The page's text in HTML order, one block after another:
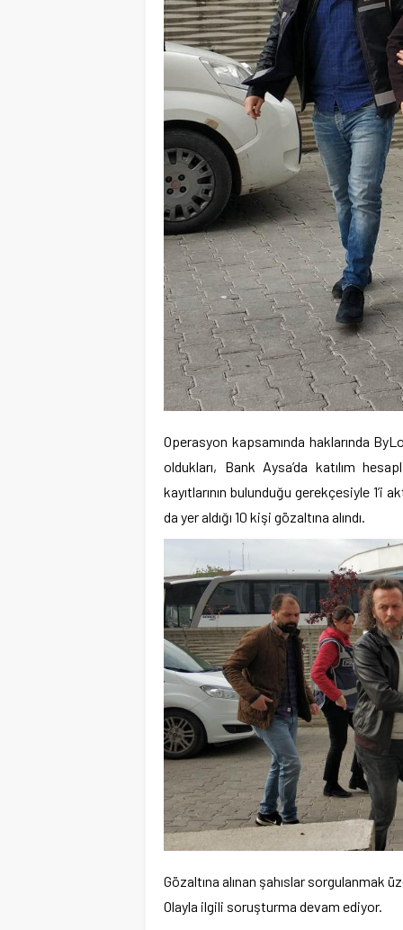
Operasyon kapsamında haklarında
oldukları, Bank Aysa’da katılım
kayıtlarının bulunduğu gerekçesiyle 1’i
da yer aldığı 10 kişi gözaltına alındı.
Gözaltına alınan şahıslar sorgulanmak
Olayla ilgili soruşturma devam ediyor.